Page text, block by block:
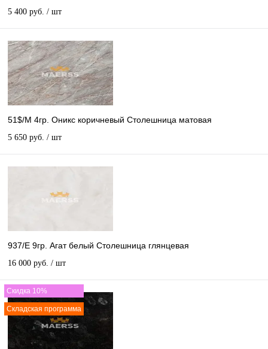
5 400 руб. / шт
51$/М 4гр. Оникс коричневый Столешница матовая
5 650 руб. / шт
937/E 9гр. Агат белый Столешница глянцевая
16 000 руб. / шт
Скидка 10%
Складская программа